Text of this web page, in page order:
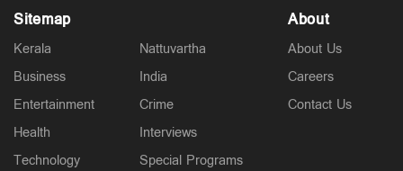
Sitemap
Kerala
Business
Entertainment
Health
Technology
Nattuvartha
India
Crime
Interviews
Special Programs
About
About Us
Careers
Contact Us